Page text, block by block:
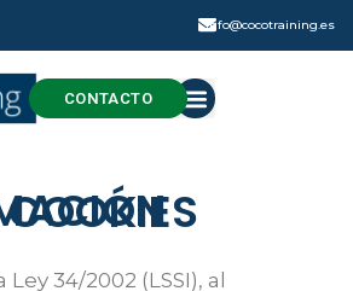
info@cocotraining.es
CONTACTO
SOBRE COOKIES
34/2002 (LSSI), al